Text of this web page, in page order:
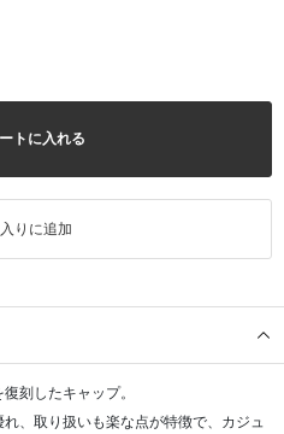
トに入れる
りに追加
刻したキャップ。
、取り扱いも楽な点が特徴で、カジュ